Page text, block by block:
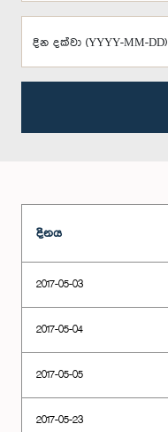
දින දක්වා (YYYY-MM-DD)
දිනය
2017-05-03
2017-05-04
2017-05-05
2017-05-23